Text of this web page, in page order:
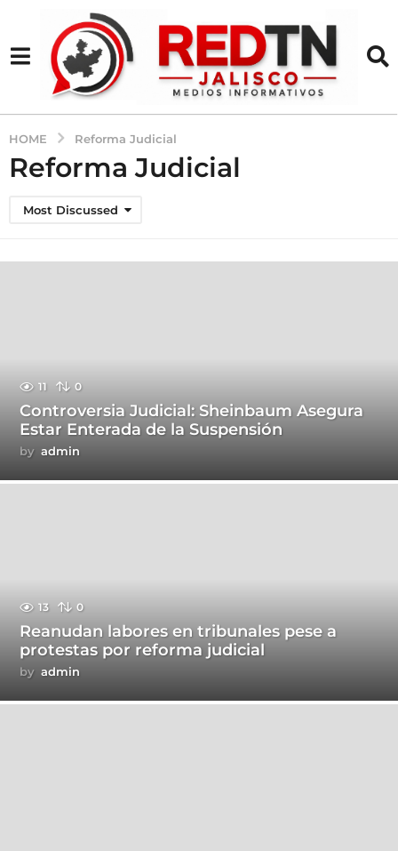
HOME Reforma Judicial
Reforma Judicial
Most Discussed
11 0
Controversia Judicial: Sheinbaum Asegura
Estar Enterada de la Suspensión
by admin
13 0
Reanudan labores en tribunales pese a
protestas por reforma judicial
by admin